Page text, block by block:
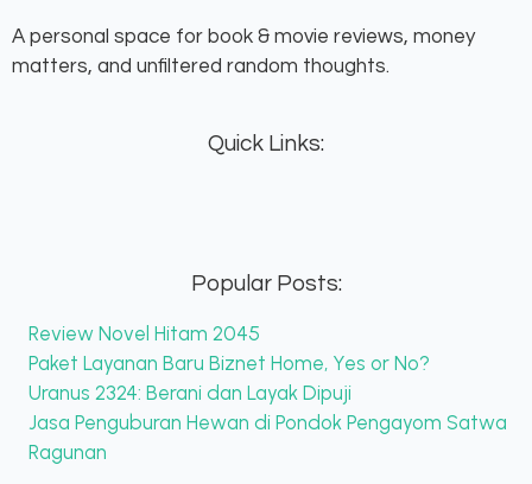
A personal space for book & movie reviews, money
matters, and unfiltered random thoughts.
Quick Links:
Popular Posts:
Review Novel Hitam 2045
Paket Layanan Baru Biznet Home, Yes or No?
Uranus 2324: Berani dan Layak Dipuji
Jasa Penguburan Hewan di Pondok Pengayom Satwa
Ragunan